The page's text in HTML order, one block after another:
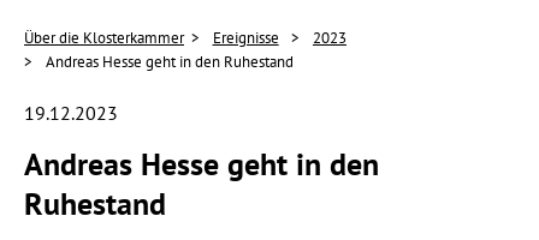
Über die Klosterkammer Ereignisse
2023
Andreas Hesse geht in den Ruhestand
19.12.2023
Andreas Hesse geht in den
Ruhestand